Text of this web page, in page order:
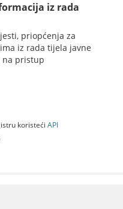
iz rada
priopćenja za
iz rada tijela javne
na pristup
koristeći API